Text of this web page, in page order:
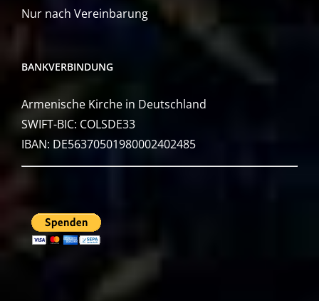
Nur nach Vereinbarung
BANKVERBINDUNG
Armenische Kirche in Deutschland
SWIFT-BIC: COLSDE33
IBAN: DE56370501980002402485